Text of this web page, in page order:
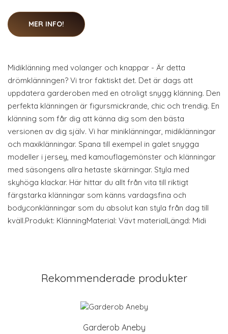
MER INFO!
Midiklänning med volanger och knappar - Är detta
drömklänningen? Vi tror faktiskt det. Det är dags att
uppdatera garderoben med en otroligt snygg klänning. Den
perfekta klänningen är figursmickrande, chic och trendig. En
klänning som får dig att känna dig som den bästa
versionen av dig själv. Vi har miniklänningar, midiklänningar
och maxiklänningar. Spana till exempel in galet snygga
modeller i jersey, med kamouflagemönster och klänningar
med säsongens allra hetaste skärningar. Styla med
skyhöga klackar. Här hittar du allt från vita till riktigt
färgstarka klänningar som känns vardagsfina och
bodyconklänningar som du absolut kan styla från dag till
kväll.Produkt: KlänningMaterial: Vävt materialLängd: Midi
Rekommenderade produkter
Garderob Aneby